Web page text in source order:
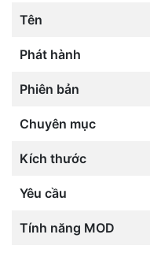
Tên
Phát hành
Phiên bản
Chuyên mục
Kích thước
Yêu cầu
Tính năng MOD